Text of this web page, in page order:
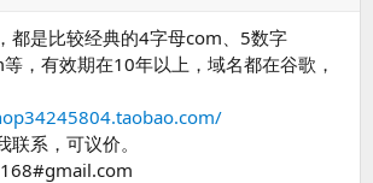
都是比较经典的4字母com、5数字
，有效期在10年以上，域名都在谷歌，
系，可议价。